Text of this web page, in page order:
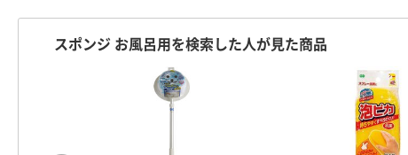
スポンジ お風呂用を検索した人が見た商品